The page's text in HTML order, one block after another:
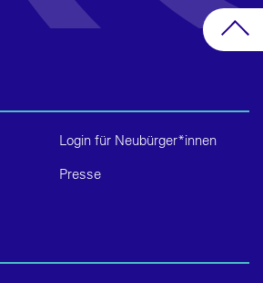
Login für Neubürger*innen
Presse